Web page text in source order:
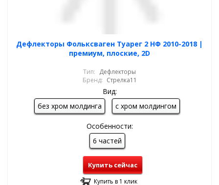
Дефлекторы Фольксваген Туарег 2 НФ 2010-2018 |
премиум, плоские, 2D
Тип: Дефлекторы
Бренд: Стрелка11
Вид:
без хром молдинга
с хром молдингом
Особенности:
6 частей
Купить сейчас
Купить в 1 клик